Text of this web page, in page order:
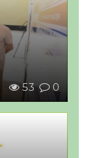
53 0